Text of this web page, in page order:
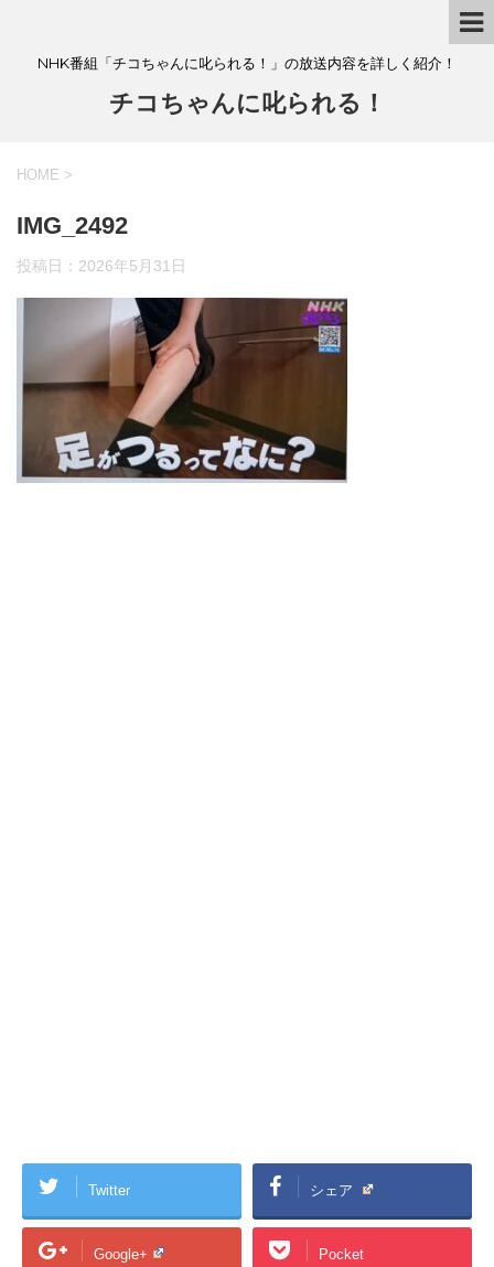
NHK番組「チコちゃんに叱られる！」の放送内容を詳しく紹介！
チコちゃんに叱られる！
HOME >
IMG_2492
投稿日： 2026年5月31日
Twitter シェア
Google+ Pocket